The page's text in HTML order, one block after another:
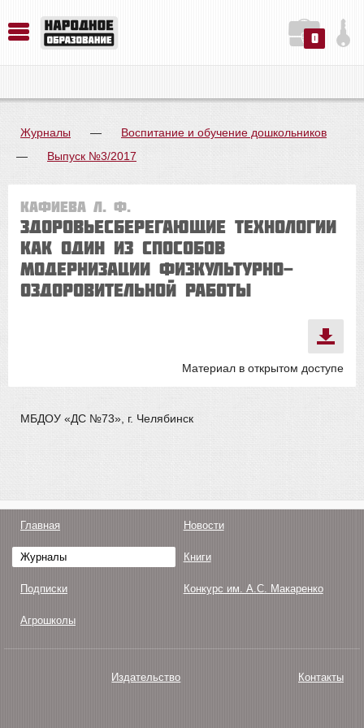
0
Журналы —
Воспитание и обучение дошкольников
—
Выпуск №3/2017
Кафиева Л. Ф.
Здоровьесберегающие технологии
как один из способов
модернизации физкультурно-
оздоровительной работы
Материал в открытом доступе
МБДОУ «ДС №73», г. Челябинск
Главная Новости
Журналы Книги
Подписки Конкурс им. А.С. Макаренко
Агрошколы
Издательство Контакты